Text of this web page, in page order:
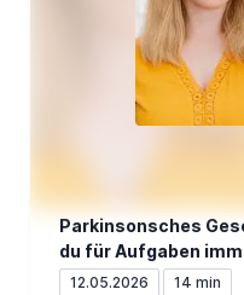
Parkinsonsches
du für Aufgaben
wie du das änderst
12.05.2026 14 min